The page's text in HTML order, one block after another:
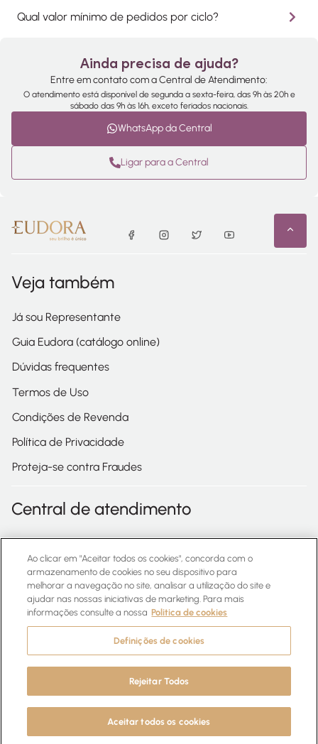
Qual valor mínimo de pedidos por ciclo?
Ainda precisa de ajuda?
Entre em contato com a Central de Atendimento:
O atendimento está disponível de segunda a sexta-feira, das 9h às 20h e
sábado das 9h às 16h, exceto feriados nacionais.
WhatsApp da Central
Ligar para a Central
Quero me cadastrar
Veja também
Já sou Representante
Guia Eudora (catálogo online)
Dúvidas frequentes
Termos de Uso
Condições de Revenda
Política de Privacidade
Proteja-se contra Fraudes
Central de atendimento
alguma dúvida, entre em contato com o número abaixo:
0800 727 4533
WhatsApp
© EUDORA. Todos os direitos reservados
Ao clicar em "Aceitar todos os cookies", concorda com o
armazenamento de cookies no seu dispositivo para
melhorar a navegação no site, analisar a utilização do site e
ajudar nas nossas iniciativas de marketing. Para mais
informações consulte a nossa Politica de cookies
Definições de cookies
Rejeitar Todos
Aceitar todos os cookies